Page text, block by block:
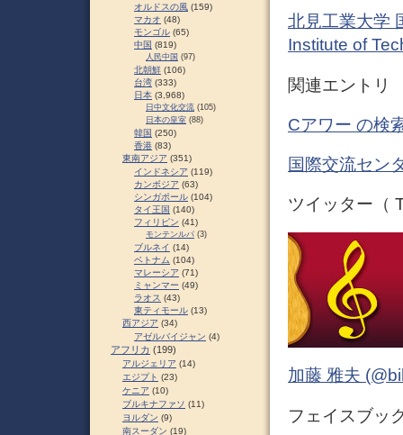
北見工業大学
Institute of
関連エントリ
Cアワー の検
国際交流セン
ツイッター（
加藤 雅夫
フェイスブッ
オルドスの風 (159)
マカオ (48)
モンゴル (65)
中国 (819)
人民中国 (97)
北朝鮮 (106)
台湾 (333)
日本 (3,968)
日中文化交流 (105)
日本の皇室 (88)
韓国 (250)
香港 (83)
東南アジア (351)
インドネシア (119)
カンボジア (63)
シンガポール (104)
タイ王国 (140)
フィリピン (41)
モンテンルパ (3)
ブルネイ (14)
ベトナム (104)
マレーシア (71)
ミャンマー (49)
ラオス (43)
東ティモール (13)
西アジア (34)
アゼルバイジャン (4)
アフリカ (199)
アルジェリア (14)
エジプト (23)
ケニア (10)
ブルキナファソ (11)
ヨルダン (9)
南スーダン (19)